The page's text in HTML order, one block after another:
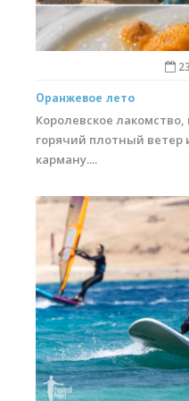
Оранжевое лето
Королевское
горячий плотный ветер
карману....